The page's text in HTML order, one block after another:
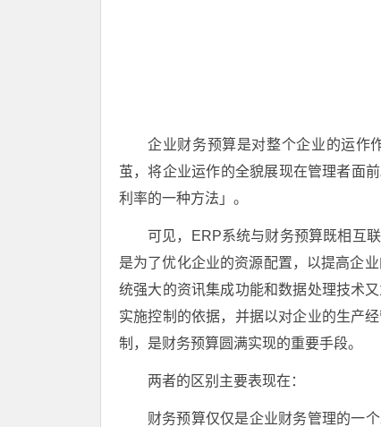
企业财务预算是对整个企业的运作
茧，将企业运作的全貌展现在管理者面
利率的一种方法」。
可见，ERP系统与财务预算既相互
是为了优化企业的资源配置，以提高企
统强大的资讯集成功能和数据处理技术
实施控制的依据，并据以对企业的生产
制，是财务预算圆满实现的重要手段。
两者的区别主要表现在：
财务预算仅仅是企业财务管理的一